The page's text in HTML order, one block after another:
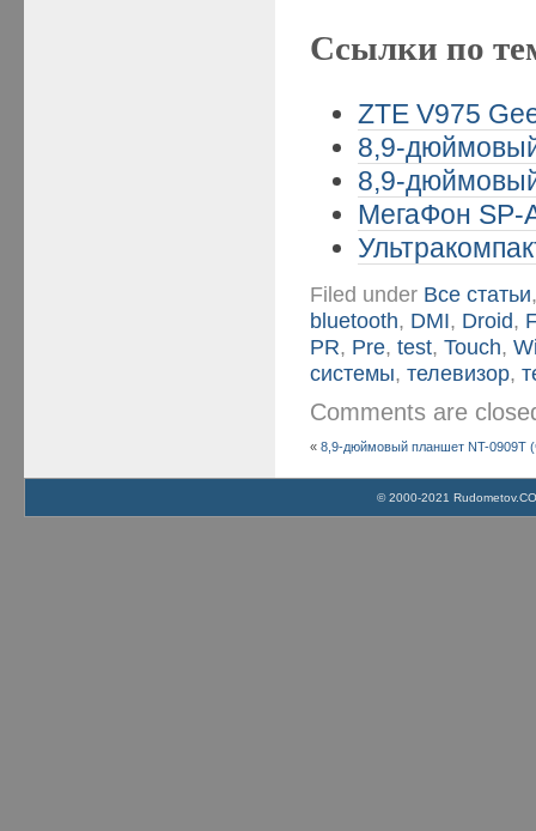
Ссылки по
ZTE V975
8,9-
8,9-
МегаФон SP-
Filed under Все статьи
bluetooth, DMI, Droid,
PR, Pre,test,Touch,
системы,телевизор,
Comments are
«8,9-дюймовый планшет NT-0909T
© 2000-2021